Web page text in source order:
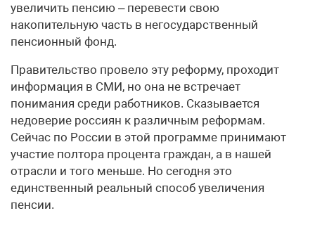
увеличить пенсию – перевести свою
накопительную часть в негосударственный
пенсионный фонд.
Правительство провело эту реформу, проходит
информация в СМИ, но она не встречает
понимания среди работников. Сказывается
недоверие россиян к различным реформам.
Сейчас по России в этой программе принимают
участие полтора процента граждан, а в нашей
отрасли и того меньше. Но сегодня это
единственный реальный способ увеличения
пенсии.